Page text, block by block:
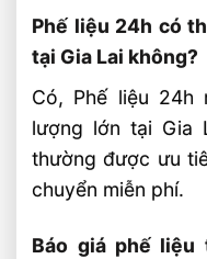
Phế liệu 24h có
tại Gia Lai không?
Có, Phế liệu
lượng lớn tại Gia
thường được ưu
chuyển miễn phí.
Báo giá phế liệu